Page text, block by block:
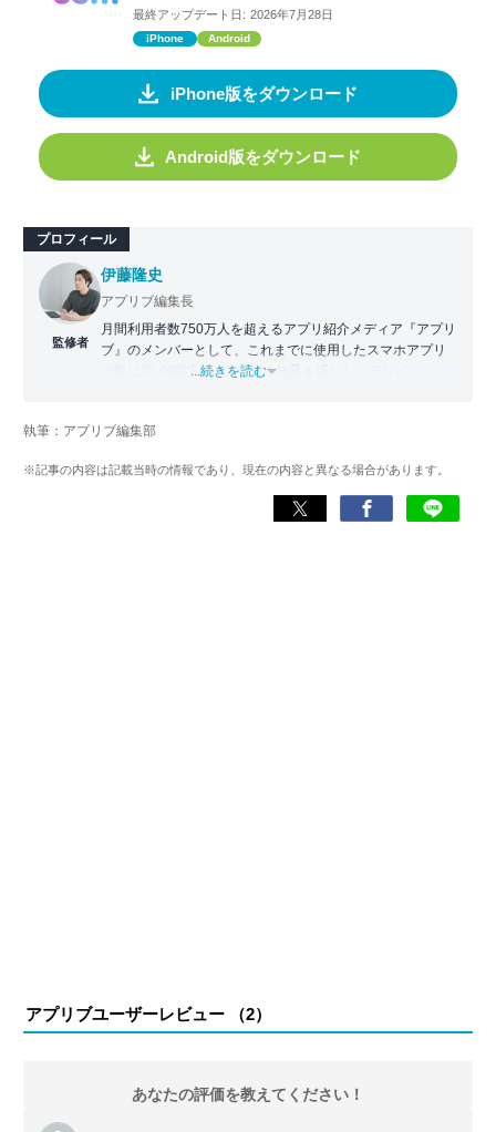
最終アップデート日: 2026年7月28日
iPhone Android
iPhone版をダウンロード
Android版をダウンロード
プロフィール
監修者
伊藤隆史
アプリブ編集長
月間利用者数750万人を超えるアプリ紹介メディア『アプリ
ブ』のメンバーとして、これまでに使用したスマホアプリ
の数は25,000以上。アプリの知見を活かし、テレビ・
化アプリの紹介）、TBS『サタプラ』（スマホライフが変
スマホアプリ）他
...続きを読む
執筆：アプリブ編集部
※記事の内容は記載当時の情報であり、現在の内容と異なる場合があります。
アプリブユーザーレビュー （2）
あなたの評価を教えてください！